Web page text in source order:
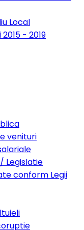
Local
- 2019
venituri
Legislatie
conform Legii